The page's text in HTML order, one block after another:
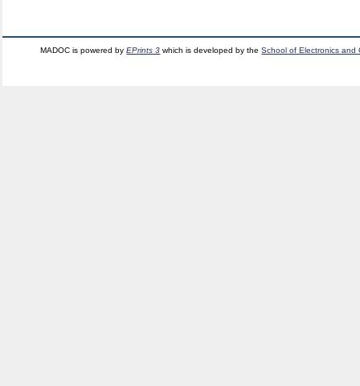
MADOC is powered byEPrints 3 which is developed by theSchool of Electronics and